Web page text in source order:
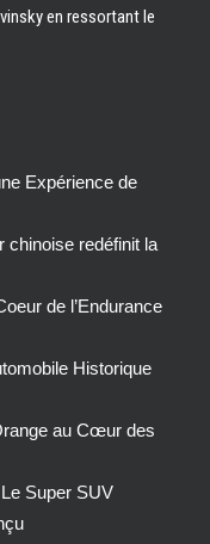
en ressortant le
Expérience de
chinoise redéfinit la
de l’Endurance
Historique
au Cœur des
Super SUV